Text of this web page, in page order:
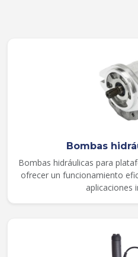
Bombas
Bombas hidráulicas para
ofrecer un funcionamiento
aplicaciones